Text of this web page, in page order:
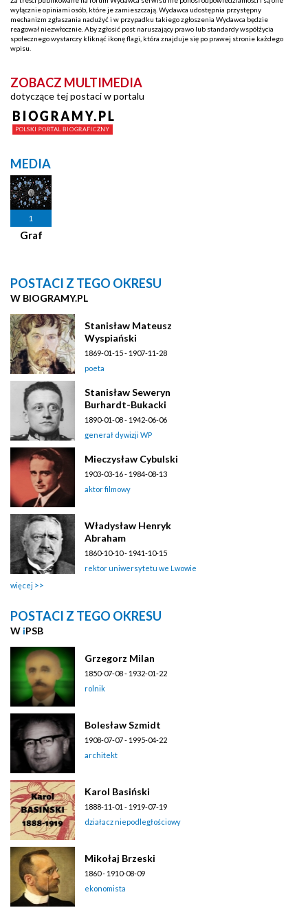
wyłącznie opiniami osób, które je zamieszczają. Wydawca udostępnia przystępny
mechanizm zgłaszania nadużyć i w przypadku takiego zgłoszenia Wydawca będzie
reagował niezwłocznie. Aby zgłosić post naruszający prawo lub standardy współżycia
społecznego wystarczy kliknąć ikonę flagi, która znajduje się po prawej stronie każdego
wpisu.
ZOBACZ MULTIMEDIA
dotyczące tej postaci w portalu
MEDIA
1
Graf
POSTACI Z TEGO OKRESU
W BIOGRAMY.PL
Stanisław Mateusz
Wyspiański
1869-01-15 - 1907-11-28
poeta
Stanisław Seweryn
Burhardt-Bukacki
1890-01-08 - 1942-06-06
generał dywizji WP
Mieczysław Cybulski
1903-03-16 - 1984-08-13
aktor filmowy
Władysław Henryk
Abraham
1860-10-10 - 1941-10-15
rektor uniwersytetu we Lwowie
więcej
POSTACI Z TEGO OKRESU
W iPSB
Grzegorz Milan
1850-07-08 - 1932-01-22
rolnik
Bolesław Szmidt
1908-07-07 - 1995-04-22
architekt
Karol Basiński
1888-11-01 - 1919-07-19
działacz niepodległościowy
Mikołaj Brzeski
1860 - 1910-08-09
ekonomista